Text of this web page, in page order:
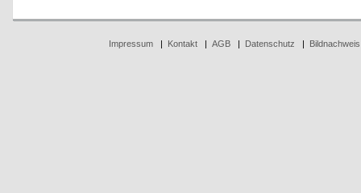
Impressum| Kontakt| AGB| Datenschutz Bildnachweis